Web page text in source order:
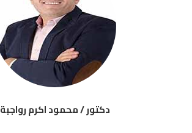
دكتور / محمود اكرم رواجبة